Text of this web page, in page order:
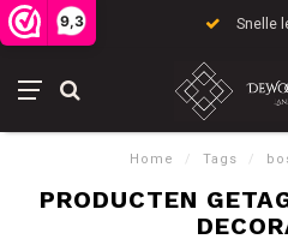
9,3 Snelle
Home / Tags /
PRODUCTEN